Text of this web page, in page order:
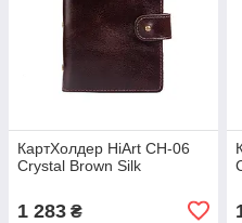
КартХолдер HiArt CH-06
Crystal Brown Silk
1 283 ₴